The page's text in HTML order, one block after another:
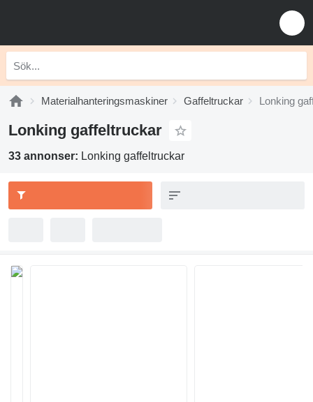
Materialhanteringsmaskiner Gaffeltruckar Lonking
Lonking gaffeltruckar
33 annonser: Lonking gaffeltruckar